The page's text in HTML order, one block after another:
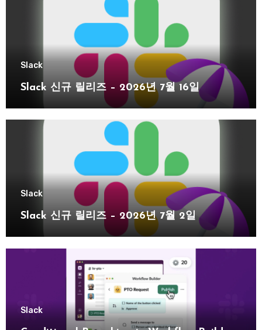
Slack
Slack 신규 릴리즈 – 2026년 7월 16일
Slack
Slack 신규 릴리즈 – 2026년 7월 2일
Slack